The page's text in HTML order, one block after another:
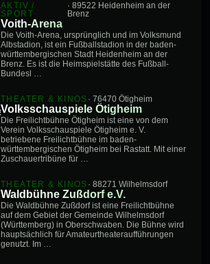
AKTIV /
SPORT
· 89522 Heidenheim an der
Brenz
Voith-Arena
Die Voith-Arena, ursprünglich und im Volksmund
Albstadion, ist ein Fußballstadion in der baden-
württembergischen Stadt Heidenheim an der
Brenz. Es ist die Heimspielstätte des Fußball-
Bundesl …
THEATER & KINOS · 76470 Ötigheim
Volksschauspiele Ötigheim
Die Freilichtbühne Ötigheim ist eine von dem
Verein Volksschauspiele Ötigheim e. V.
betriebene Freilichtbühne im baden-
württembergischen Ötigheim bei Rastatt. Mit einer
Zuschauertribüne für …
THEATER & KINOS · 88271 Wilhelmsdorf
Waldbühne Zußdorf e.V.
Die Waldbühne Zußdorf ist eine Freilichtbühne
auf dem Gebiet der Gemeinde Wilhelmsdorf
(Württemberg) in Oberschwaben. Die Bühne wird
hauptsächlich für Amateurtheateraufführungen
genutzt. Im …